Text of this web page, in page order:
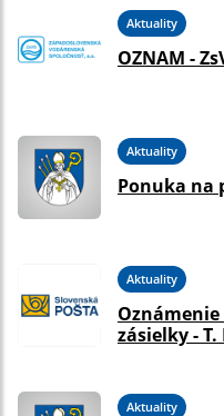
Aktuality
OZNAM -
Aktuality
Ponuka na
Aktuality
zásielky -
Aktuality